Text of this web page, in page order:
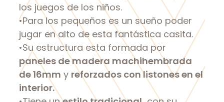
los juegos de los niños.
•Para los pequeños es un sueño poder
jugar en alto de esta fantástica casita.
•Su estructura esta formada por
paneles de madera machihembrada
de 16mm y reforzados con listones en el
interior.